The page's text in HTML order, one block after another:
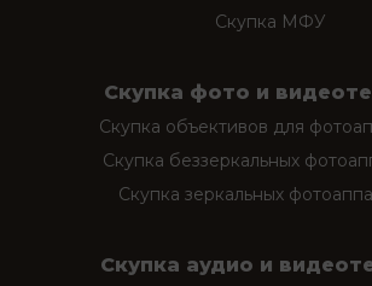
Скупка МФУ
Скупка фото и
Скупка объективов для
Скупка беззеркальных
Скупка зеркальных
Скупка аудио и